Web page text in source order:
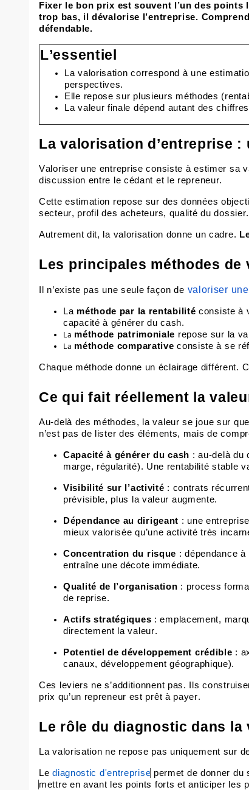
Fixer le bon prix est souvent l’un des
trop bas, il dévalorise l’entreprise.
défendable.
L’essentiel
La valorisation correspond à une
perspectives.
Elle repose sur plusieurs méthodes
La valeur finale dépend autant des
La valorisation d’entreprise
Valoriser une entreprise consiste à estimer sa
discussion entre le cédant et le repreneur.
Cette estimation repose sur des données
secteur, profil des acheteurs, qualité du dossier.
Autrement dit, la valorisation donne un cadre.
Les principales méthodes de
Il n’existe pas une seule façon de valoriser
La méthode par la rentabilitéconsiste à
capacité à générer du cash.
La méthode patrimoniale repose sur la
La méthode comparative consiste à se
Chaque méthode donne un éclairage différent.
Ce qui fait réellement la
Au-delà des méthodes, la valeur se joue sur
n’est pas de lister des éléments, mais de
Capacité à générer du cash : au-delà du
marge, régularité). Une rentabilité stable
Visibilité sur l’activité : contrats
prévisible, plus la valeur augmente.
Dépendance au dirigeant : une
mieux valorisée qu’une activité très
Concentration du risque : dépendance
entraîne une décote immédiate.
Qualité de l’organisation : process
de reprise.
Actifs stratégiques : emplacement,
directement la valeur.
Potentiel de développement crédible :
canaux, développement géographique).
Ces leviers ne s’additionnent pas. Ils
prix qu’un repreneur est prêt à payer.
Le rôle du diagnostic dans la
La valorisation ne repose pas uniquement sur
Lediagnostic d'entreprise permet de donner du
mettre en avant les points forts et anticiper les